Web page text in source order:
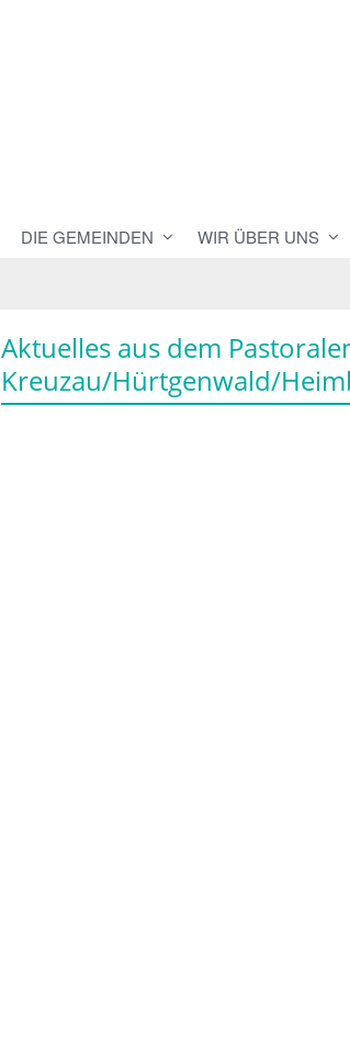
DIE GEMEINDEN WIR ÜBER UNS
Aktuelles aus dem
Kreuzau/Hürtgenwald/